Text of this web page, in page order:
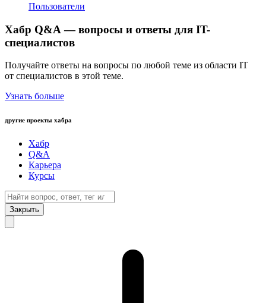
Пользователи
Хабр Q&A — вопросы и ответы для IT-
специалистов
Получайте ответы на вопросы по любой теме из области IT
от специалистов в этой теме.
Узнать больше
другие проекты хабра
Хабр
Q&A
Карьера
Курсы
Закрыть